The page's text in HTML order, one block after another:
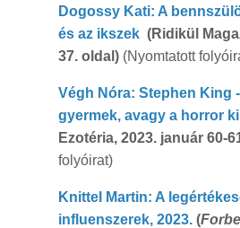
Dogossy Kati: A
és az ikszek (Ridikül
37. oldal) (Nyomtatott
Végh Nóra: Stephen King
gyermek, avagy a horror
Ezotéria, 2023. január 60-
folyóirat)
Knittel Martin: A
influenszerek, 2023.(